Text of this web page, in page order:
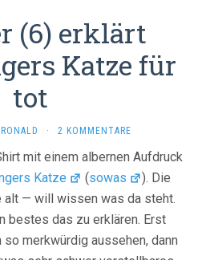
(6) erklärt
Katze für
tot
RONALD · 2 KOMMENTARE
mit einem albernen Aufdruck
Katze (sowas
). Die
alt — will wissen was da steht.
bestes das zu erklären. Erst
merkwürdig aussehen, dann